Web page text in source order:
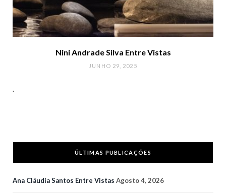
Nini Andrade Silva Entre Vistas
JUNHO 29, 2025
.
ÚLTIMAS PUBLICAÇÕES
Ana Cláudia Santos Entre Vistas Agosto 4, 2026